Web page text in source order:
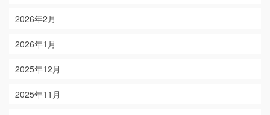
2026年2月
2026年1月
2025年12月
2025年11月